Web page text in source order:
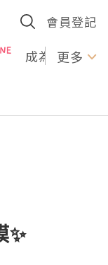
會員登記
成為U更多
✨